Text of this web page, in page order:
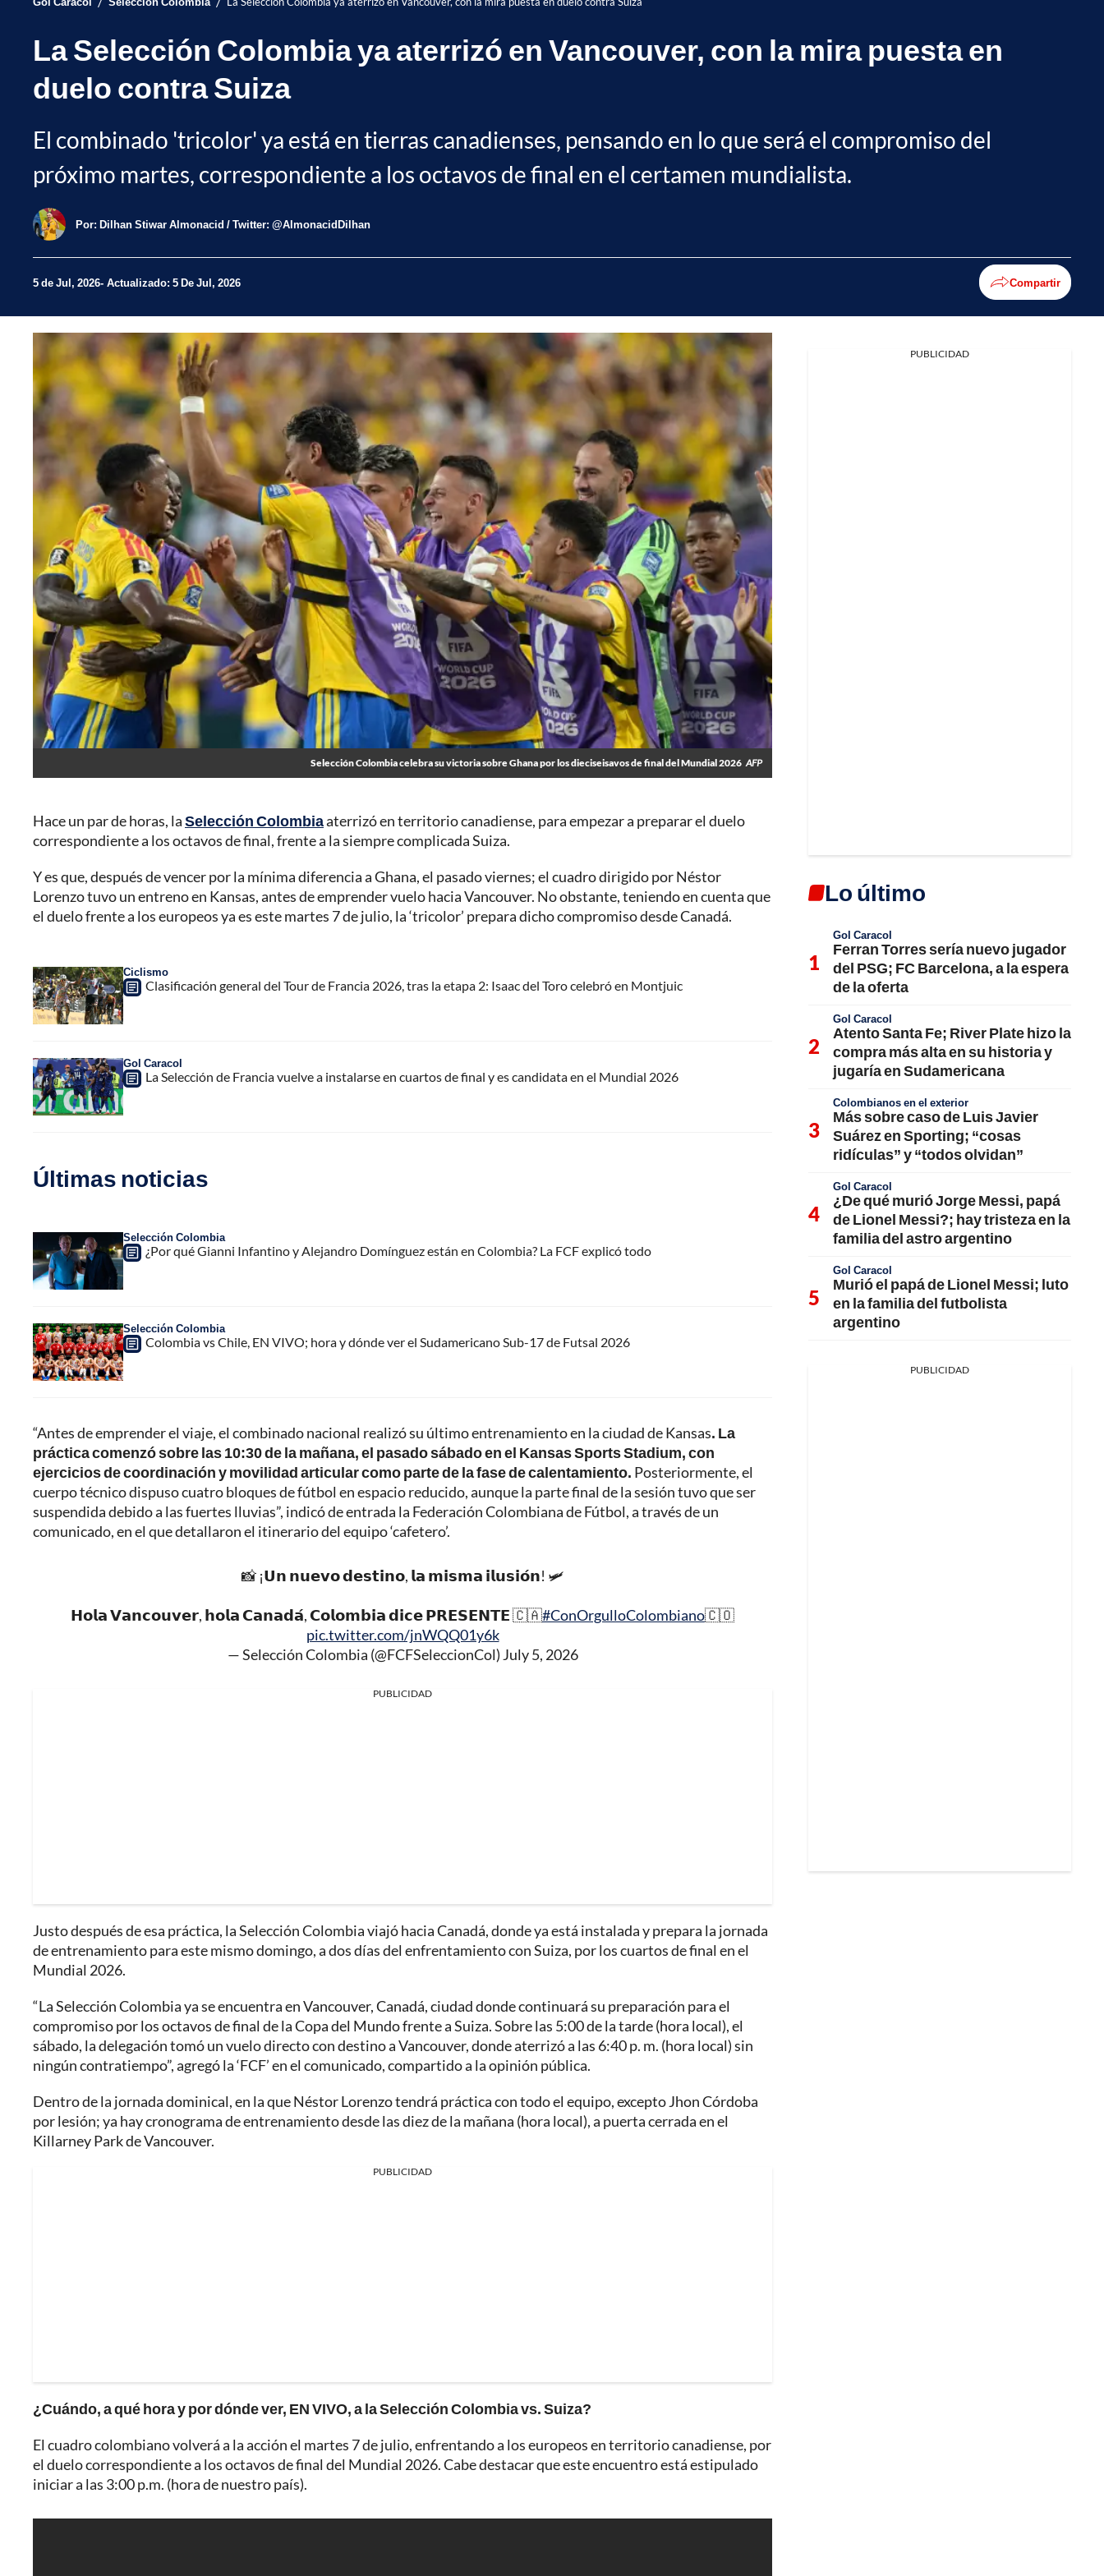
La Selección Colombia ya aterrizó en Vancouver, con la mira puesta en
duelo contra Suiza
El combinado 'tricolor' ya está en tierras canadienses, pensando en lo que será el compromiso del
próximo martes, correspondiente a los octavos de final en el certamen mundialista.
Por: Dilhan Stiwar Almonacid / Twitter: @AlmonacidDilhan
5 de Jul, 2026 Actualizado: 5 De Jul, 2026 Compartir
Selección Colombia celebra su victoria sobre Ghana por los dieciseisavos de final del Mundial 2026 AFP
Hace un par de horas, laSelección Colombiaaterrizó en territorio canadiense, para empezar a preparar el duelo
correspondiente a los octavos de final, frente a la siempre complicada Suiza.
Y es que, después de vencer por la mínima diferencia a Ghana, el pasado viernes; el cuadro dirigido por Néstor
Lorenzo tuvo un entreno en Kansas, antes de emprender vuelo hacia Vancouver. No obstante, teniendo en cuenta que
el duelo frente a los europeos ya es este martes 7 de julio, la ‘tricolor’ prepara dicho compromiso desde Canadá.
Ciclismo
Clasificación general del Tour de Francia 2026, tras la etapa 2: Isaac del Toro celebró en Montjuic
Gol Caracol
La Selección de Francia vuelve a instalarse en cuartos de final y es candidata en el Mundial 2026
Últimas noticias
Selección Colombia
¿Por qué Gianni Infantino y Alejandro Domínguez están en Colombia? La FCF explicó todo
Selección Colombia
Colombia vs Chile, EN VIVO; hora y dónde ver el Sudamericano Sub-17 de Futsal 2026
“Antes de emprender el viaje, el combinado nacional realizó su último entrenamiento en la ciudad de Kansas. La
práctica comenzó sobre las 10:30 de la mañana, el pasado sábado en el Kansas Sports Stadium, con
ejercicios de coordinación y movilidad articular como parte de la fase de calentamiento. Posteriormente, el
cuerpo técnico dispuso cuatro bloques de fútbol en espacio reducido, aunque la parte final de la sesión tuvo que ser
suspendida debido a las fuertes lluvias”, indicó de entrada la Federación Colombiana de Fútbol, a través de un
comunicado, en el que detallaron el itinerario del equipo ‘cafetero’.
📸 ¡𝗨𝗻 𝗻𝘂𝗲𝘃𝗼 𝗱𝗲𝘀𝘁𝗶𝗻𝗼, 𝗹𝗮 𝗺𝗶𝘀𝗺𝗮 𝗶𝗹𝘂𝘀𝗶𝗼́𝗻! 🛩️
𝗛𝗼𝗹𝗮 𝗩𝗮𝗻𝗰𝗼𝘂𝘃𝗲𝗿, 𝗵𝗼𝗹𝗮 𝗖𝗮𝗻𝗮𝗱𝗮́, 𝗖𝗼𝗹𝗼𝗺𝗯𝗶𝗮 𝗱𝗶𝗰𝗲 𝗣𝗥𝗘𝗦𝗘𝗡𝗧𝗘 🇨🇦#ConOrgulloColombiano🇨🇴
pic.twitter.com/jnWQQ01y6k
— Selección Colombia (@FCFSeleccionCol) July 5, 2026
PUBLICIDAD
Justo después de esa práctica, la Selección Colombia viajó hacia Canadá, donde ya está instalada y prepara la jornada
de entrenamiento para este mismo domingo, a dos días del enfrentamiento con Suiza, por los cuartos de final en el
Mundial 2026.
“La Selección Colombia ya se encuentra en Vancouver, Canadá, ciudad donde continuará su preparación para el
compromiso por los octavos de final de la Copa del Mundo frente a Suiza. Sobre las 5:00 de la tarde (hora local), el
sábado, la delegación tomó un vuelo directo con destino a Vancouver, donde aterrizó a las 6:40 p. m. (hora local) sin
ningún contratiempo”, agregó la ‘FCF’ en el comunicado, compartido a la opinión pública.
Dentro de la jornada dominical, en la que Néstor Lorenzo tendrá práctica con todo el equipo, excepto Jhon Córdoba
por lesión; ya hay cronograma de entrenamiento desde las diez de la mañana (hora local), a puerta cerrada en el
Killarney Park de Vancouver.
PUBLICIDAD
¿Cuándo, a qué hora y por dónde ver, EN VIVO, a la Selección Colombia vs. Suiza?
El cuadro colombiano volverá a la acción el martes 7 de julio, enfrentando a los europeos en territorio canadiense, por
el duelo correspondiente a los octavos de final del Mundial 2026. Cabe destacar que este encuentro está estipulado
iniciar a las 3:00 p.m. (hora de nuestro país).
PUBLICIDAD
Lo último
Gol Caracol
Ferran Torres sería nuevo jugador
del PSG; FC Barcelona, a la espera
de la oferta
Gol Caracol
Atento Santa Fe; River Plate hizo la
compra más alta en su historia y
jugaría en Sudamericana
Colombianos en el exterior
Más sobre caso de Luis Javier
Suárez en Sporting; “cosas
ridículas” y “todos olvidan”
Gol Caracol
¿De qué murió Jorge Messi, papá
de Lionel Messi?; hay tristeza en la
familia del astro argentino
Gol Caracol
Murió el papá de Lionel Messi; luto
en la familia del futbolista
argentino
PUBLICIDAD